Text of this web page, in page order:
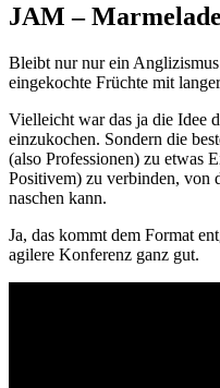
JAM – Marmelade
Bleibt nur nur ein
eingekochte Früchte mit
Vielleicht war das ja die Idee
einzukochen. Sondern die
(also Professionen) zu etwas
Positivem) zu verbinden, von
naschen kann.
Ja, das kommt dem Format
agilere Konferenz ganz gut.